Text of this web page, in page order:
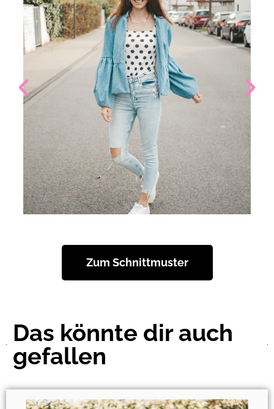
Zum Schnittmuster
Das könnte dir auch
gefallen